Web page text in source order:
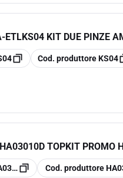
-ETLKS04 KIT DUE PINZE
copia
Cod. produttoreKS04
TOPKIT PROMO
copia
Cod. produttore